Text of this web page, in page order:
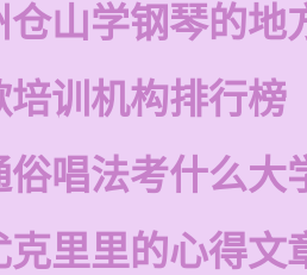
仓山学钢琴的地
培训机构排行榜
俗唱法考什么大
克里里的心得文